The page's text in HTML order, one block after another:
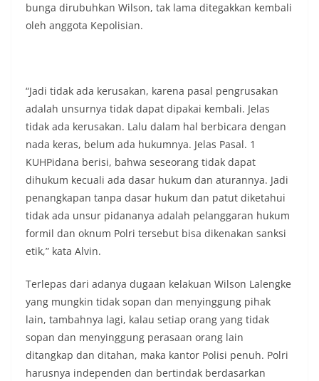
bunga dirubuhkan Wilson, tak lama ditegakkan kembali
oleh anggota Kepolisian.
“Jadi tidak ada kerusakan, karena pasal pengrusakan
adalah unsurnya tidak dapat dipakai kembali. Jelas
tidak ada kerusakan. Lalu dalam hal berbicara dengan
nada keras, belum ada hukumnya. Jelas Pasal. 1
KUHPidana berisi, bahwa seseorang tidak dapat
dihukum kecuali ada dasar hukum dan aturannya. Jadi
penangkapan tanpa dasar hukum dan patut diketahui
tidak ada unsur pidananya adalah pelanggaran hukum
formil dan oknum Polri tersebut bisa dikenakan sanksi
etik,” kata Alvin.
Terlepas dari adanya dugaan kelakuan Wilson Lalengke
yang mungkin tidak sopan dan menyinggung pihak
lain, tambahnya lagi, kalau setiap orang yang tidak
sopan dan menyinggung perasaan orang lain
ditangkap dan ditahan, maka kantor Polisi penuh. Polri
harusnya independen dan bertindak berdasarkan